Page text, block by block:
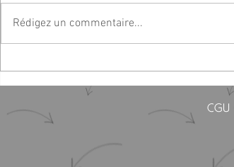
Rédigez un commentaire...
CGU